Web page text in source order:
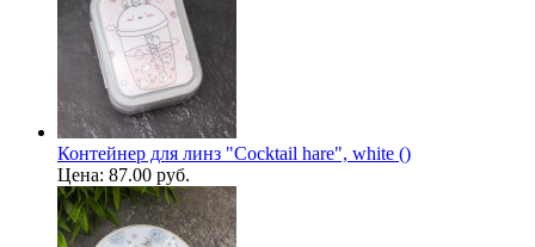
Контейнер для линз "Cocktail hare", white ()
Цена: 87.00 руб.